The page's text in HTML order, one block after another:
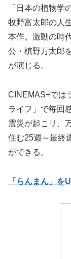
「日本の植物学
牧野富太郎の人
本作。激動の時
公・槙野万太郎
が演じる。
CINEMAS+では
ライフ」で毎回
震災が起こリ、
住む25週～最終
ができる。
「らんまん」を